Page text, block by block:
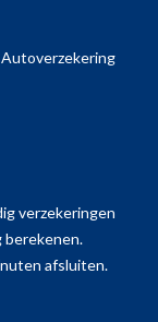
Autoverzekering
verzekeringen
berekenen.
afsluiten.